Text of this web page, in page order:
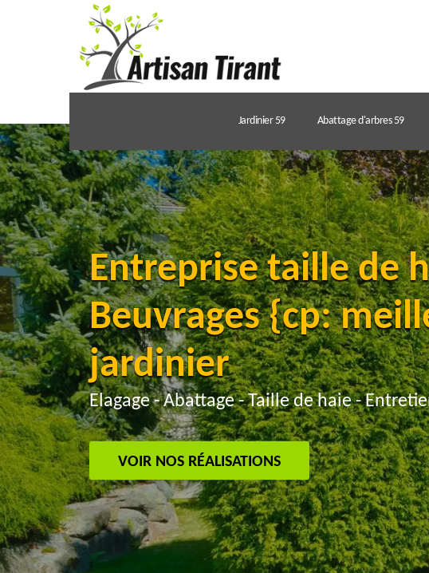
Jardinier 59 Abattage d'arbres 59
Entreprise taille de
Beuvrages {cp:
jardinier
Elagage - Abattage - Taille de haie -
VOIR NOS RÉALISATIONS